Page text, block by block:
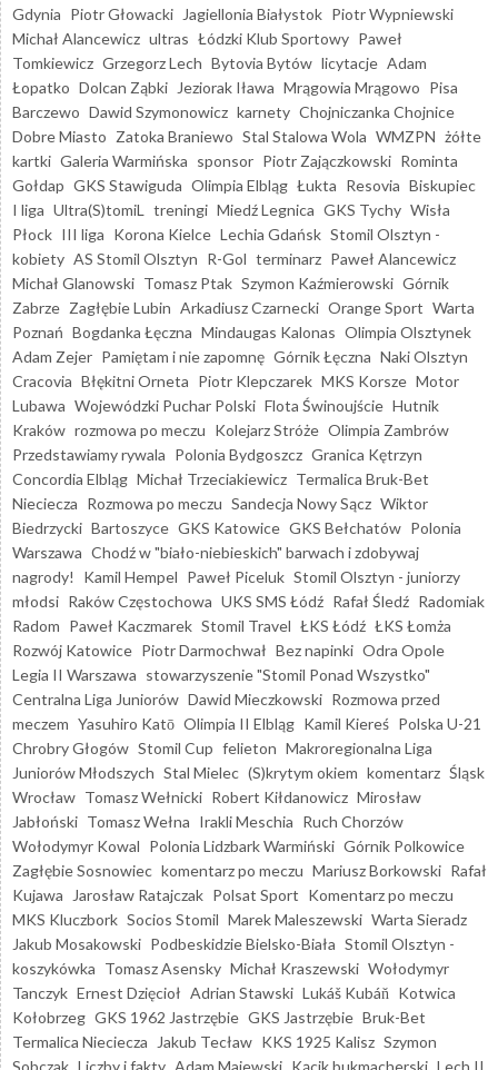
Gdynia Piotr Głowacki Jagiellonia Białystok Piotr Wypniewski
Michał Alancewicz ultras Łódzki Klub Sportowy Paweł
Tomkiewicz Grzegorz Lech Bytovia Bytów licytacje Adam
Łopatko Dolcan Ząbki Jeziorak Iława Mrągowia Mrągowo Pisa
Barczewo Dawid Szymonowicz karnety Chojniczanka Chojnice
Dobre Miasto Zatoka Braniewo Stal Stalowa Wola WMZPN żółte
kartki Galeria Warmińska sponsor Piotr Zajączkowski Rominta
Gołdap GKS Stawiguda Olimpia Elbląg Łukta Resovia Biskupiec
I liga Ultra(S)tomiL treningi Miedź Legnica GKS Tychy Wisła
Płock III liga Korona Kielce Lechia Gdańsk Stomil Olsztyn -
kobiety AS Stomil Olsztyn R-Gol terminarz Paweł Alancewicz
Michał Glanowski Tomasz Ptak Szymon Kaźmierowski Górnik
Zabrze Zagłębie Lubin Arkadiusz Czarnecki Orange Sport Warta
Poznań Bogdanka Łęczna Mindaugas Kalonas Olimpia Olsztynek
Adam Zejer Pamiętam i nie zapomnę Górnik Łęczna Naki Olsztyn
Cracovia Błękitni Orneta Piotr Klepczarek MKS Korsze Motor
Lubawa Wojewódzki Puchar Polski Flota Świnoujście Hutnik
Kraków rozmowa po meczu Kolejarz Stróże Olimpia Zambrów
Przedstawiamy rywala Polonia Bydgoszcz Granica Kętrzyn
Concordia Elbląg Michał Trzeciakiewicz Termalica Bruk-Bet
Nieciecza Rozmowa po meczu Sandecja Nowy Sącz Wiktor
Biedrzycki Bartoszyce GKS Katowice GKS Bełchatów Polonia
Warszawa Chodź w "biało-niebieskich" barwach i zdobywaj
nagrody!
Kamil Hempel Paweł Piceluk Stomil Olsztyn - juniorzy
młodsi Raków Częstochowa UKS SMS Łódź Rafał Śledź Radomiak
Radom Paweł Kaczmarek Stomil Travel ŁKS Łódź ŁKS Łomża
Rozwój Katowice Piotr Darmochwał Bez napinki Odra Opole
Legia II Warszawa stowarzyszenie "Stomil Ponad Wszystko"
Centralna Liga Juniorów Dawid Mieczkowski Rozmowa przed
meczem Yasuhiro Katō Olimpia II Elbląg Kamil Kiereś Polska U-21
Chrobry Głogów Stomil Cup felieton Makroregionalna Liga
Juniorów Młodszych Stal Mielec (S)krytym okiem komentarz Śląsk
Wrocław Tomasz Wełnicki Robert Kiłdanowicz Mirosław
Jabłoński Tomasz Wełna Irakli Meschia Ruch Chorzów
Wołodymyr Kowal Polonia Lidzbark Warmiński Górnik Polkowice
Zagłębie Sosnowiec komentarz po meczu Mariusz Borkowski Rafał
Kujawa
Jarosław Ratajczak Polsat Sport Komentarz po meczu
MKS Kluczbork Socios Stomil Marek Maleszewski Warta Sieradz
Jakub Mosakowski Podbeskidzie Bielsko-Biała Stomil Olsztyn -
koszykówka Tomasz Asensky Michał Kraszewski Wołodymyr
Tanczyk Ernest Dzięcioł Adrian Stawski Lukáš Kubáň Kotwica
Kołobrzeg GKS 1962 Jastrzębie GKS Jastrzębie Bruk-Bet
Termalica Nieciecza
Jakub Tecław KKS 1925 Kalisz Szymon
Sobczak Liczby i fakty Adam Majewski Kącik bukmacherski Lech II